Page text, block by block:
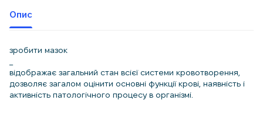
Опис
зробити мазок
відображає загальний стан всієї системи кровотворення,
дозволяє загалом оцінити основні функції крові, наявність і
активність патологічного процесу в організмі.